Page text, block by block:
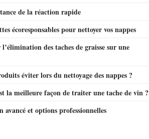
de la réaction rapide
écoresponsables pour nettoyer vos nappes
des taches de graisse sur une
éviter lors du nettoyage des nappes ?
la meilleure façon de traiter une tache de vin ?
avancé et options professionnelles